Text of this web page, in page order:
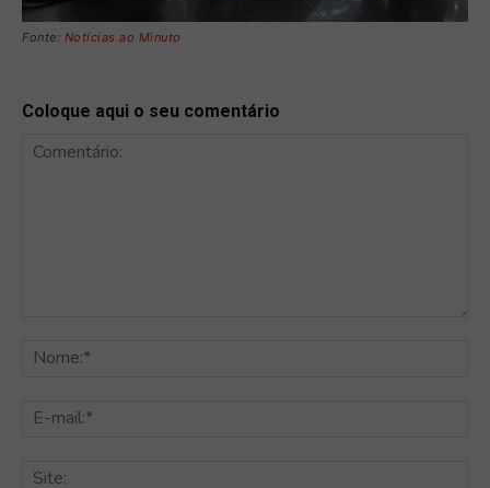
Fonte: Notícias ao Minuto
Coloque aqui o seu comentário